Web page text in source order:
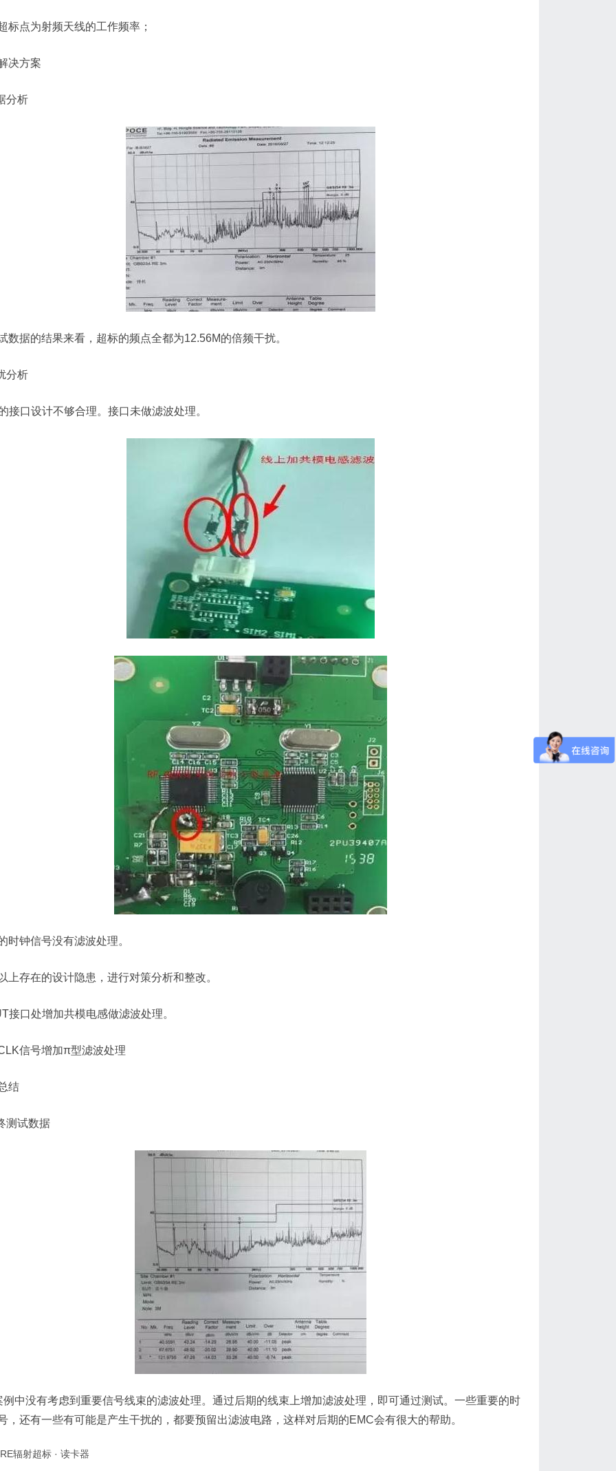
标点为射频天线的工作频率；
决方案
分析
数据的结果来看，超标的频点全都为12.56M的倍频干扰。
分析
接口设计不够合理。接口未做滤波处理。
时钟信号没有滤波处理。
上存在的设计隐患，进行对策分析和整改。
接口处增加共模电感做滤波处理。
信号增加π型滤波处理
结
测试数据
例中没有考虑到重要信号线束的滤波处理。通过后期的线束上增加滤波处理，即可通过测试。一些重要的时
，还有一些有可能是产生干扰的，都要预留出滤波电路，这样对后期的EMC会有很大的帮助。
RE辐射超标 · 读卡器